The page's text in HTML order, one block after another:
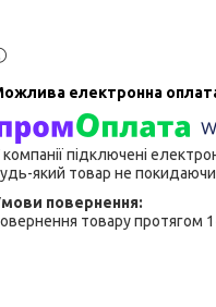
компанії підключені
який товар не покидаючи
товару протягом